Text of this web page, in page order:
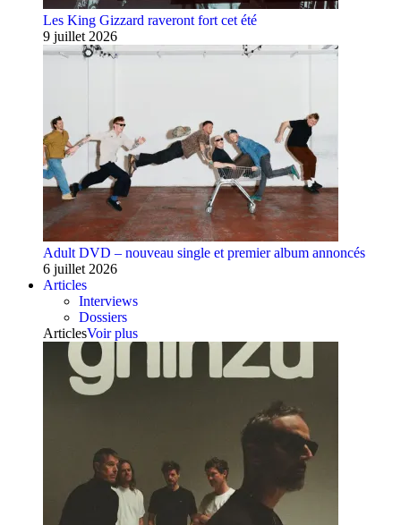
Les King Gizzard raveront fort cet été
9 juillet 2026
Adult DVD – nouveau single et premier album annoncés
6 juillet 2026
Articles
Interviews
Dossiers
ArticlesVoir plus